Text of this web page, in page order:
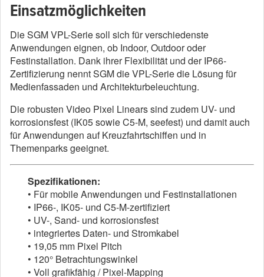
Einsatzmöglichkeiten
Die SGM VPL-Serie soll sich für verschiedenste
Anwendungen eignen, ob Indoor, Outdoor oder
Festinstallation. Dank ihrer Flexibilität und der IP66-
Zertifizierung nennt SGM die VPL-Serie die Lösung für
Medienfassaden und Architekturbeleuchtung.
Die robusten Video Pixel Linears sind zudem UV- und
korrosionsfest (IK05 sowie C5-M, seefest) und damit auch
für Anwendungen auf Kreuzfahrtschiffen und in
Themenparks geeignet.
Spezifikationen:
• Für mobile Anwendungen und Festinstallationen
• IP66-, IK05- und C5-M-zertifiziert
• UV-, Sand- und korrosionsfest
• integriertes Daten- und Stromkabel
• 19,05 mm Pixel Pitch
• 120° Betrachtungswinkel
• Voll grafikfähig / Pixel-Mapping